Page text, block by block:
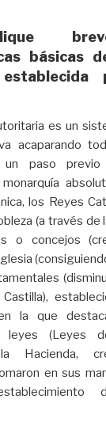
básicas
es un
acaparando
un paso previo
los Reyes
(a través de
o concejos
la que
leyes (Leyes
la Hacienda,
en sus